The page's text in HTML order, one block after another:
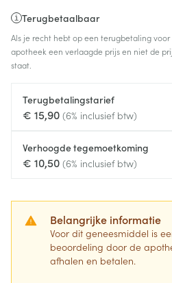
Terugbetaalbaar
Als je recht hebt op een terugbetaling
apotheek een verlaagde prijs en niet de
staat.
Terugbetalingstarief
€ 15,90 (6% inclusief btw)
Verhoogde tegemoetkoming
€ 10,50 (6% inclusief btw)
Belangrijke informatie
Voor dit geneesmiddel is
beoordeling door de
afhalen en betalen.